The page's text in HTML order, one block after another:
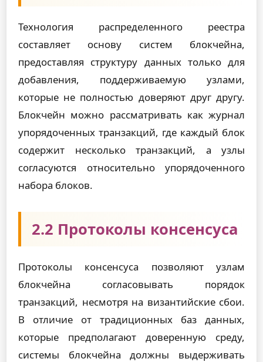
Технология распределенного реестра
составляет основу систем блокчейна,
предоставляя структуру данных только для
добавления, поддерживаемую узлами,
которые не полностью доверяют друг другу.
Блокчейн можно рассматривать как журнал
упорядоченных транзакций, где каждый блок
содержит несколько транзакций, а узлы
согласуются относительно упорядоченного
набора блоков.
2.2 Протоколы консенсуса
Протоколы консенсуса позволяют узлам
блокчейна согласовывать порядок
транзакций, несмотря на византийские сбои.
В отличие от традиционных баз данных,
которые предполагают доверенную среду,
системы блокчейна должны выдерживать